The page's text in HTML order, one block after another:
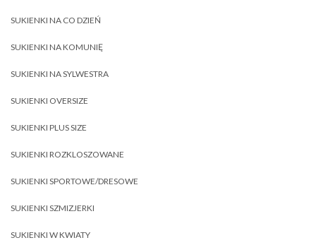
SUKIENKI NA CO DZIEŃ
SUKIENKI NA KOMUNIĘ
SUKIENKI NA SYLWESTRA
SUKIENKI OVERSIZE
SUKIENKI PLUS SIZE
SUKIENKI ROZKLOSZOWANE
SUKIENKI SPORTOWE/DRESOWE
SUKIENKI SZMIZJERKI
SUKIENKI W KWIATY